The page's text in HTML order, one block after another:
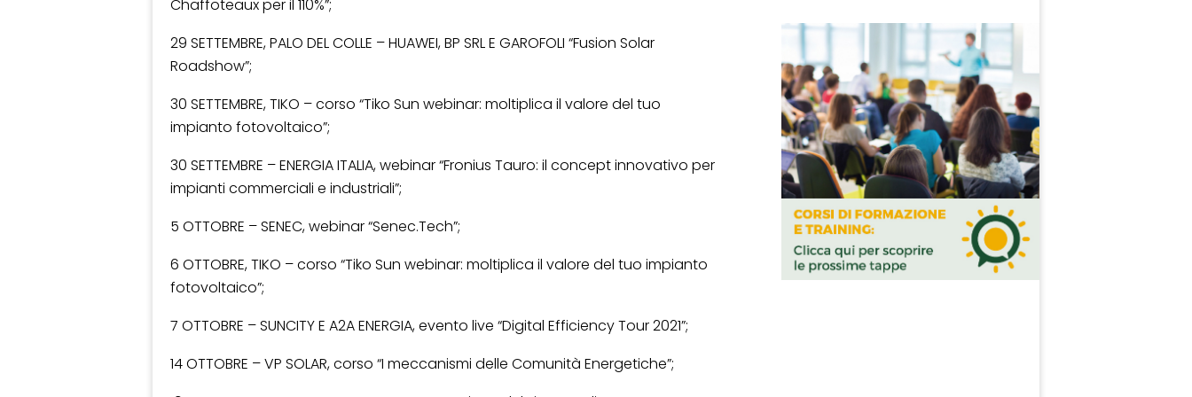
Chaffoteaux per il 110%”;
29 SETTEMBRE, PALO DEL COLLE – HUAWEI, BP SRL E GAROFOLI “Fusion Solar
Roadshow”;
30 SETTEMBRE, TIKO – corso “Tiko Sun webinar: moltiplica il valore del tuo
impianto fotovoltaico”;
30 SETTEMBRE – ENERGIA ITALIA, webinar “Fronius Tauro: il concept innovativo per
impianti commerciali e industriali”;
5 OTTOBRE – SENEC, webinar “Senec.Tech”;
6 OTTOBRE, TIKO – corso “Tiko Sun webinar: moltiplica il valore del tuo impianto
fotovoltaico”;
7 OTTOBRE – SUNCITY E A2A ENERGIA, evento live “Digital Efficiency Tour 2021”;
14 OTTOBRE – VP SOLAR, corso “I meccanismi delle Comunità Energetiche”;